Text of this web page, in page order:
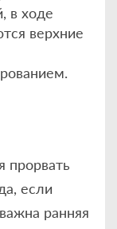
в ходе
верхние
прорвать
если
ранняя